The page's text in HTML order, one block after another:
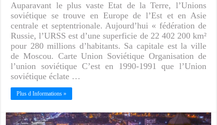
Auparavant le plus vaste Etat de la Terre, l’Unions
soviétique se trouve en Europe de l’Est et en Asie
centrale et septentrionale. Aujourd’hui « fédération de
Russie, l’URSS est d’une superficie de 22 402 200 km²
pour 280 millions d’habitants. Sa capitale est la ville
de Moscou. Carte Union Soviétique Organisation de
l’union soviétique C’est en 1990-1991 que l’Union
soviétique éclate …
Plus d Informations »